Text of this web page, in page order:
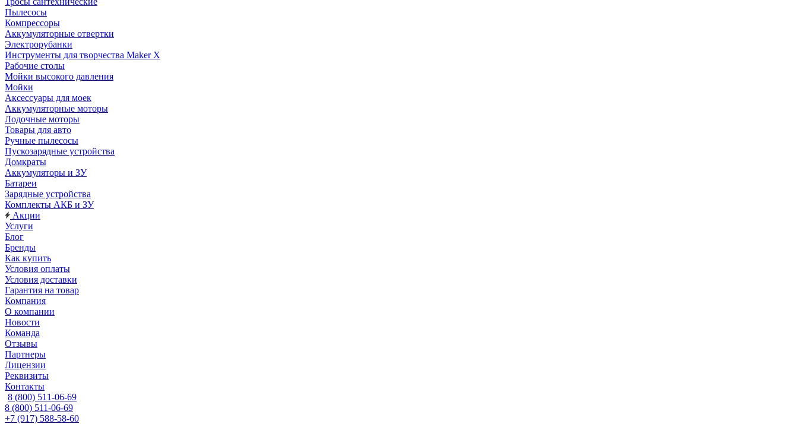
Пылесосы
Компрессоры
Аккумуляторные отвертки
Электрорубанки
Инструменты для творчества Maker X
Рабочие столы
Мойки высокого давления
Мойки
Аксессуары для моек
Аккумуляторные моторы
Лодочные моторы
Товары для авто
Ручные пылесосы
Пускозарядные устройства
Домкраты
Аккумуляторы и ЗУ
Батареи
Зарядные устройства
Комплекты АКБ и ЗУ
Акции
Услуги
Блог
Бренды
Как купить
Условия оплаты
Условия доставки
Гарантия на товар
Компания
О компании
Новости
Команда
Отзывы
Партнеры
Лицензии
Реквизиты
Контакты
8 (800) 511-06-69
8 (800) 511-06-69
+7 (917) 588-58-60